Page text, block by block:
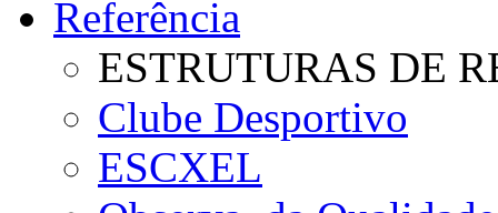
Referência
ESTRUTURAS DE
Clube Desportivo
ESCXEL